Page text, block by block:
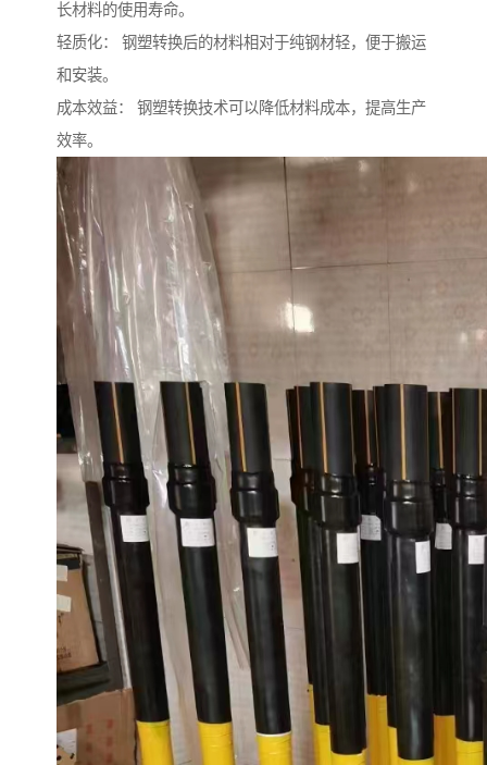
长材料的使用寿命。
轻质化： 钢塑转换后的材料相对于纯钢材轻，便于搬运
和安装。
成本效益： 钢塑转换技术可以降低材料成本，提高生产
效率。